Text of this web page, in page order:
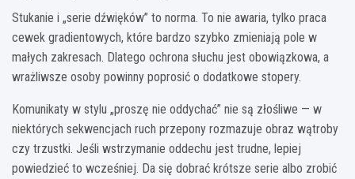
Stukanie i „serie dźwięków” to norma. To nie awaria, tylko praca
cewek gradientowych, które bardzo szybko zmieniają pole w
małych zakresach. Dlatego ochrona słuchu jest obowiązkowa, a
wrażliwsze osoby powinny poprosić o dodatkowe stopery.
Komunikaty w stylu „proszę nie oddychać” nie są złośliwe — w
niektórych sekwencjach ruch przepony rozmazuje obraz wątroby
czy trzustki. Jeśli wstrzymanie oddechu jest trudne, lepiej
powiedzieć to wcześniej. Da się dobrać krótsze serie albo zrobić